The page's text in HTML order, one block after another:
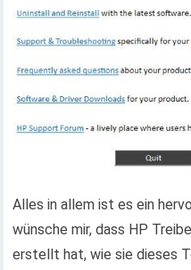
Alles in allem ist es ein
wünsche mir, dass HP
erstellt hat, wie sie dieses